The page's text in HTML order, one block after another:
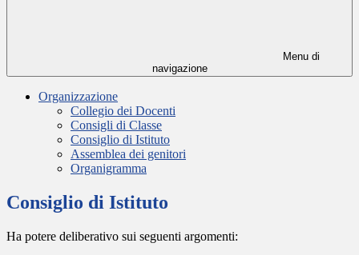
Menu di
navigazione
Organizzazione
Collegio dei Docenti
Consigli di Classe
Consiglio di Istituto
Assemblea dei genitori
Organigramma
Consiglio di Istituto
Ha potere deliberativo sui seguenti argomenti: